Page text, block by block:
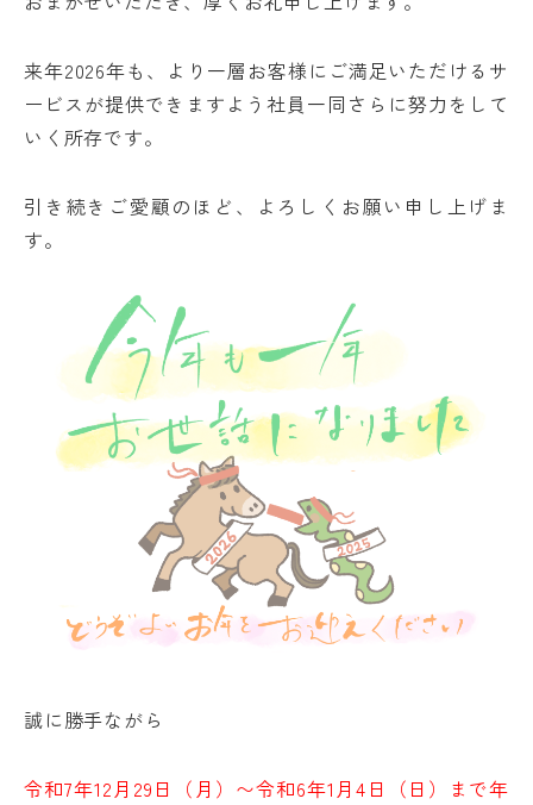
来年2026年も、より一層お客様にご満足いただけるサ
ービスが提供できますよう社員一同さらに努力をして
いく所存です。
引き続きご愛顧のほど、よろしくお願い申し上げま
す。
誠に勝手ながら
令和7年12月29日（月）〜令和6年1月4日（日）まで年